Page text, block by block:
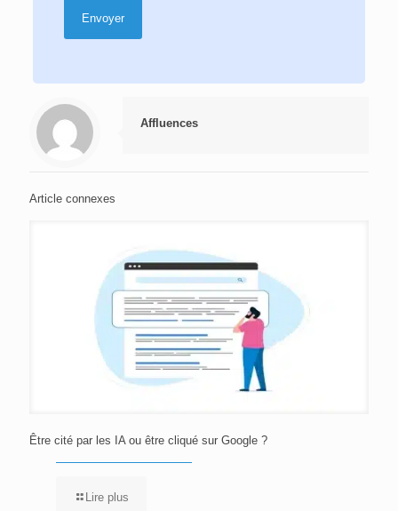
Affluences
Article connexes
Être cité par les IA ou être cliqué sur Google ?
Lire plus